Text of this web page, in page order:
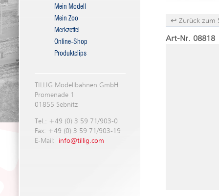
Mein Modell
Mein Zoo
Merkzettel
Online-Shop
Produktclips
TILLIG Modellbahnen GmbH
Promenade 1
01855 Sebnitz
Tel.: +49 (0) 3 59 71/903-0
Fax: +49 (0) 3 59 71/903-19
E-Mail: info@tillig.com
↩ Zurück zum
Art-Nr. 08818